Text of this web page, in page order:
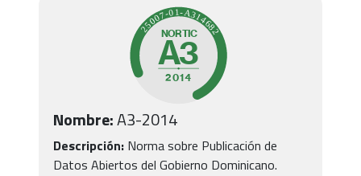
Nombre:A3-2014
Descripción: Norma sobre Publicación de
Datos Abiertos del Gobierno Dominicano.